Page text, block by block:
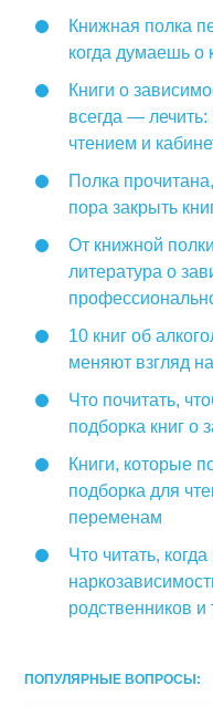
Книжная полка
когда думаешь о
Книги о
всегда —
чтением и
Полка
пора закрыть
От книжной
литература о
10 книг об
меняют взгляд
Что почитать,
подборка книг о
Книги, которые
подборка для
переменам
Что читать,
родственников и
ПОПУЛЯРНЫЕ ВОПРОСЫ: